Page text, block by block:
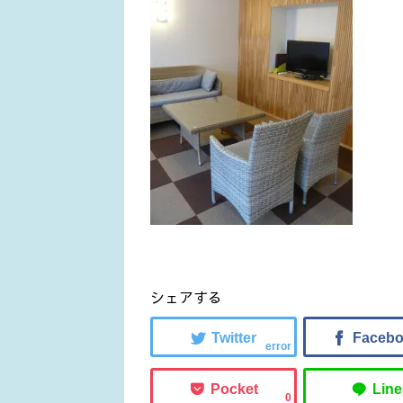
シェアする
error
0